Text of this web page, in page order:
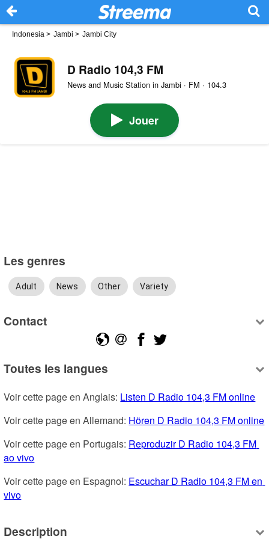
Indonesia > Jambi > Jambi City
D Radio 104,3 FM
News and Music Station in Jambi · FM · 104.3
Jouer
Les genres
Adult News Other Variety
Contact
Toutes les langues
Voir cette page en Anglais: Listen D Radio 104,3 FM online
Voir cette page en Allemand: Hören D Radio 104,3 FM online
Voir cette page en Portugais: Reproduzir D Radio 104,3 FM
ao vivo
Voir cette page en Espagnol: Escuchar D Radio 104,3 FM en
vivo
Description